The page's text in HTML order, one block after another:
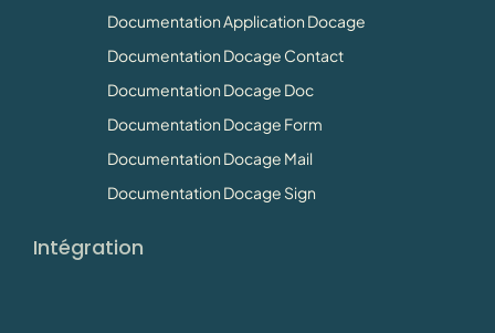
Documentation Application Docage
Documentation Docage Contact
Documentation Docage Doc
Documentation Docage Form
Documentation Docage Mail
Documentation Docage Sign
Intégration